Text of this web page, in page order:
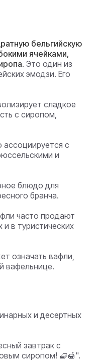
бельгийскую
ячейками,
. Это один из
эмодзи. Его
сладкое
с сиропом,
ассоциируется с
и
блюдо для
бранча.
часто продают
и в туристических
означать вафли,
вафельнице.
и десертных
завтрак с
сиропом! 🧇🍯".